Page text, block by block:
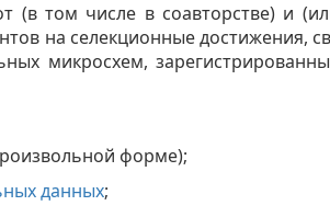
том числе в соавторстве) и
на селекционные достижения,
микросхем,
форме);
данных;